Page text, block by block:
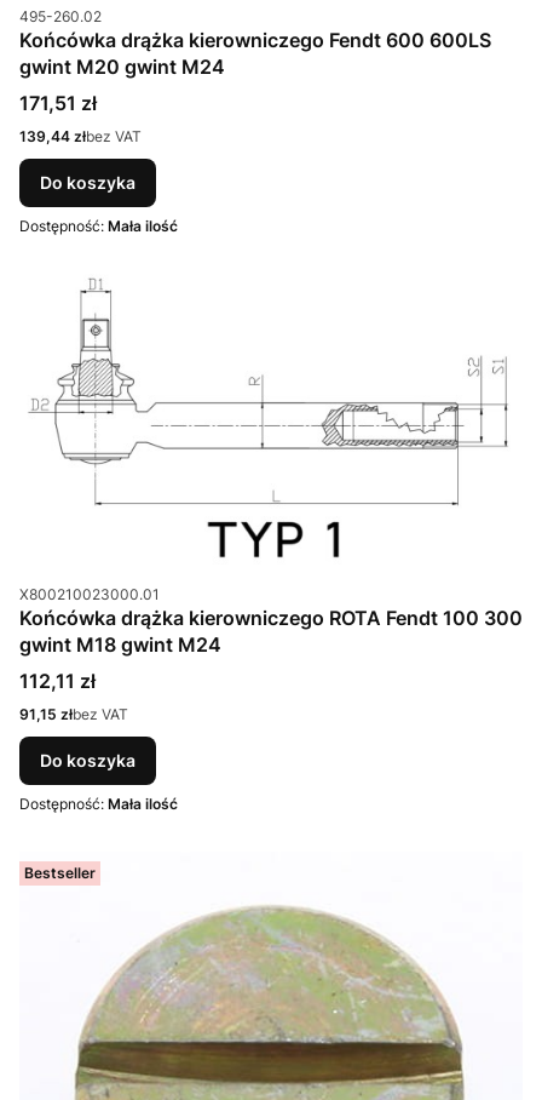
Kod produktu
495-260.02
Końcówka drążka kierowniczego Fendt 600 600LS
gwint M20 gwint M24
Cena
171,51 zł
Cena
139,44 złbez VAT
Do koszyka
Dostępność: Mała ilość
Kod produktu
X800210023000.01
Końcówka drążka kierowniczego ROTA Fendt 100 300
gwint M18 gwint M24
Cena
112,11 zł
Cena
91,15 złbez VAT
Do koszyka
Dostępność: Mała ilość
Bestseller